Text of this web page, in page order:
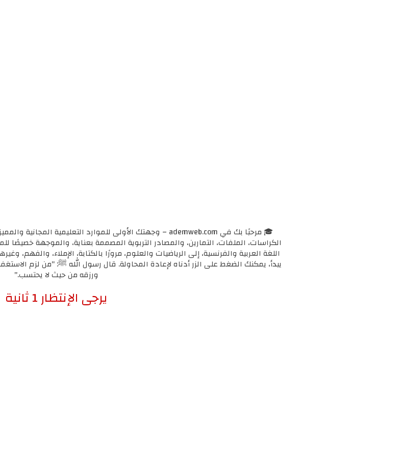
الكراسات، الملفات، التمارين، والمصادر التربوية المصممة بعناية، والموجهة
اللغة العربية والفرنسية، إلى الرياضيات والعلوم، مرورًا بالكتابة، الإملاء، والفهم،
يبدأ، يمكنك الضغط على الزر أدناه لإعادة المحاولة. قال رسول الله ﷺ: "من لزم
ورزقه من حيث لا يحتسب."